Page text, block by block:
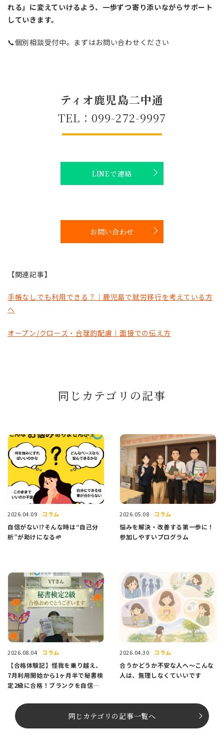
れる」に変えていけるよう、一歩ずつ寄り添いながらサポート
していきます。
📞個別相談受付中。まずはお問い合わせください
ティオ鹿児島二中通
TEL：099-272-9997
LINEで連絡
お問い合わせ
【関連記事】
手帳なしでも利用できる？｜鹿児島で就労移行を考えている方
へ
オープン/クローズ・合理的配慮｜面接での伝え方
同じカテゴリの記事
2026.04.09 コラム
自信がない⁉そんな時は“自己分
析”が助けになる🌱
2026.05.08 コラム
悩みを解決・改善する第一歩に！
参加しやすいプログラム
2026.08.04 コラム
【合格体験記】怪我を乗り越え、
7月利用開始から1ヶ月半で秘書検
定2級に合格！ブランクを自信に
2026.04.30 コラム
合うかどうか不安な人へ～こんな
人は、無理しなくていいです
同じカテゴリの記事⼀覧へ